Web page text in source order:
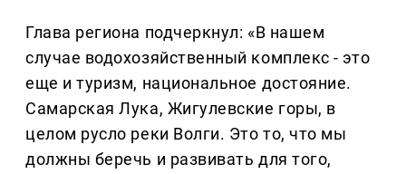
Глава региона подчеркнул: «В нашем
случае водохозяйственный комплекс - это
еще и туризм, национальное достояние.
Самарская Лука, Жигулевские горы, в
целом русло реки Волги. Это то, что мы
должны беречь и развивать для того,